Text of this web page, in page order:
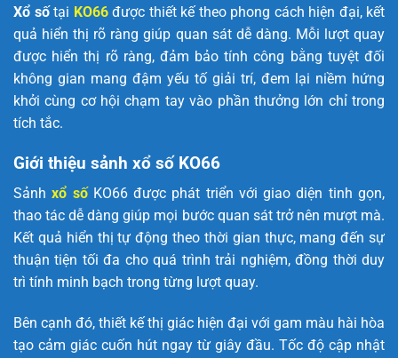
Xổ sốtại KO66được thiết kế theo phong cách hiện đại, kết
quả hiển thị rõ ràng giúp quan sát dễ dàng. Mỗi lượt quay
được hiển thị rõ ràng, đảm bảo tính công bằng tuyệt đối
không gian mang đậm yếu tố giải trí, đem lại niềm hứng
khởi cùng cơ hội chạm tay vào phần thưởng lớn chỉ trong
tích tắc.
Giới thiệu sảnh xổ số KO66
Sảnhxổ sốKO66 được phát triển với giao diện tinh gọn,
thao tác dễ dàng giúp mọi bước quan sát trở nên mượt mà.
Kết quả hiển thị tự động theo thời gian thực, mang đến sự
thuận tiện tối đa cho quá trình trải nghiệm, đồng thời duy
trì tính minh bạch trong từng lượt quay.
Bên cạnh đó, thiết kế thị giác hiện đại với gam màu hài hòa
tạo cảm giác cuốn hút ngay từ giây đầu. Tốc độ cập nhật